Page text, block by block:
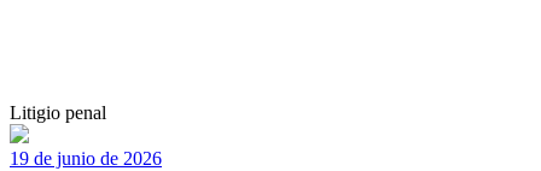
Litigio penal
19 de junio de 2026